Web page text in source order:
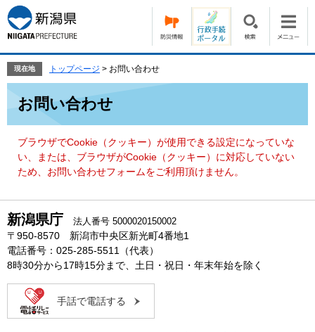
ー
ジ
の
頭
す。
ニ
ュ
ー
飛
て
現在地 トップページ > お問い合わせ
お問い合わせ
ブラウザでCookie（クッキー）が使用できる設定になっていな
い、または、ブラウザがCookie（クッキー）に対応していない
ため、お問い合わせフォームをご利用頂けません。
新潟県庁 法人番号 5000020150002
〒950-8570 新潟市中央区新光町4番地1
電話番号：025-285-5511（代表）
8時30分から17時15分まで、土日・祝日・年末年始を除く
手話で電話する